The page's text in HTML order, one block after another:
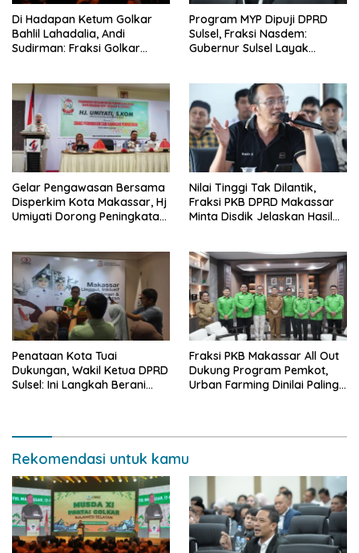
Di Hadapan Ketum Golkar
Bahlil Lahadalia, Andi
Sudirman: Fraksi Golkar
Program MYP Dipuji DPRD
Sulsel, Fraksi Nasdem:
Gubernur Sulsel Layak
Gelar Pengawasan Bersama
Disperkim Kota Makassar, Hj
Umiyati Dorong Peningkatan
Nilai Tinggi Tak Dilantik,
Fraksi PKB DPRD Makassar
Minta Disdik Jelaskan Hasil
Penataan Kota Tuai
Dukungan, Wakil Ketua DPRD
Sulsel: Ini Langkah Berani
Fraksi PKB Makassar All Out
Dukung Program Pemkot,
Urban Farming Dinilai Paling
Rekomendasi untuk kamu